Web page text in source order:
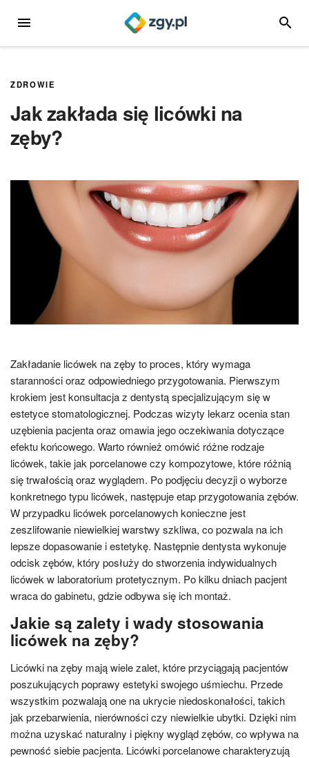
MENU
ZDROWIE
Jak zakłada się licówki na
zęby?
Zakładanie licówek na zęby to proces, który wymaga
staranności oraz odpowiedniego przygotowania. Pierwszym
krokiem jest konsultacja z dentystą specjalizującym się w
estetyce stomatologicznej. Podczas wizyty lekarz ocenia stan
uzębienia pacjenta oraz omawia jego oczekiwania dotyczące
efektu końcowego. Warto również omówić różne rodzaje
licówek, takie jak porcelanowe czy kompozytowe, które różnią
się trwałością oraz wyglądem. Po podjęciu decyzji o wyborze
konkretnego typu licówek, następuje etap przygotowania zębów.
W przypadku licówek porcelanowych konieczne jest
zeszlifowanie niewielkiej warstwy szkliwa, co pozwala na ich
lepsze dopasowanie i estetykę. Następnie dentysta wykonuje
odcisk zębów, który posłuży do stworzenia indywidualnych
licówek w laboratorium protetycznym. Po kilku dniach pacjent
wraca do gabinetu, gdzie odbywa się ich montaż.
Jakie są zalety i wady stosowania
licówek na zęby?
Licówki na zęby mają wiele zalet, które przyciągają pacjentów
poszukujących poprawy estetyki swojego uśmiechu. Przede
wszystkim pozwalają one na ukrycie niedoskonałości, takich
jak przebarwienia, nierówności czy niewielkie ubytki. Dzięki nim
można uzyskać naturalny i piękny wygląd zębów, co wpływa na
pewność siebie pacjenta. Licówki porcelanowe charakteryzują